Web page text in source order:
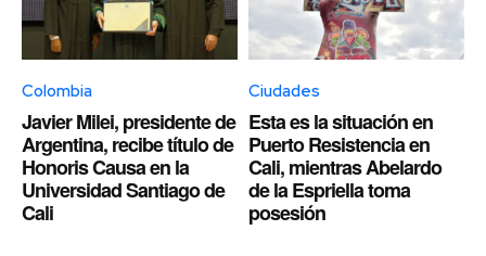
Colombia
Javier Milei, presidente de
Argentina, recibe título de
Honoris Causa en la
Universidad Santiago de
Cali
Ciudades
Esta es la situación en
Puerto Resistencia en
Cali, mientras Abelardo
de la Espriella toma
posesión